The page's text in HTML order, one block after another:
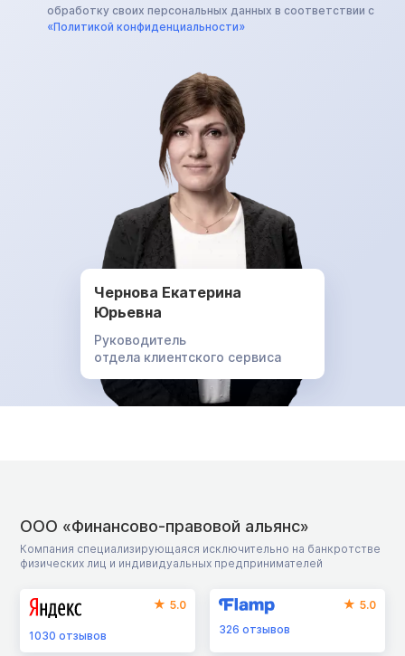
обработку своих персональных данных в соответствии с
«Политикой конфиденциальности»
Чернова Екатерина
Юрьевна
Руководитель
отдела клиентского сервиса
ООО «Финансово-правовой альянс»
Компания специализирующаяся исключительно на банкротстве
физических лиц и индивидуальных предпринимателей
5.0
1030 отзывов
5.0
326отзывов